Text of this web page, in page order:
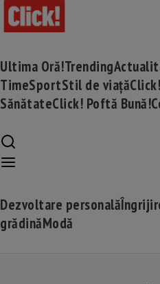
Ultima Oră!Trending
TimeSportStil de viață
SănătateClick! Poftă Bună!
Dezvoltare personală
grădinăModă